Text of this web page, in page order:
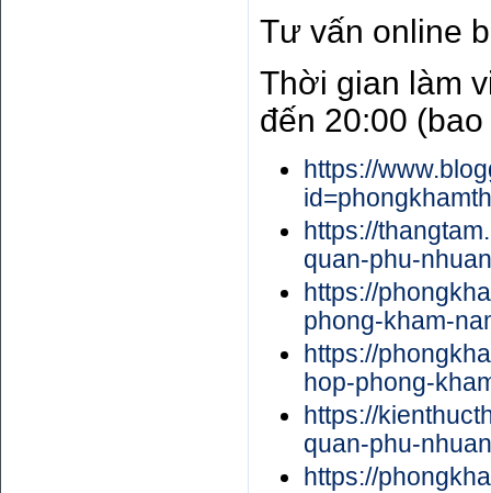
Tư vấn online
Thời gian làm
đến 20:00
https://
https://
quan-phu-
https://
phong-kham-
https://
hop-phong-
https://
quan-phu-
https://